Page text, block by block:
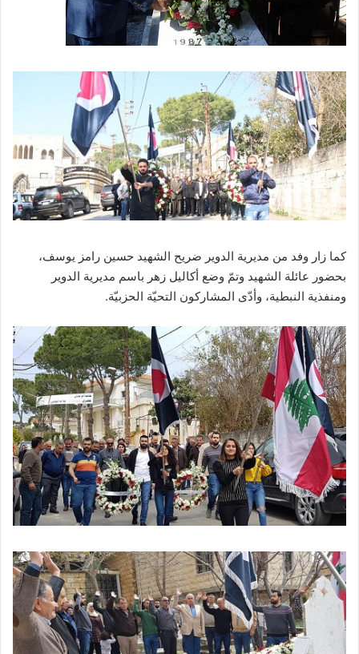
كما زار وفد من مديرية الدوير ضريح الشهيد حسين رامز يوسف،
بحضور عائلة الشهيد وتمّ وضع أكاليل زهر باسم مديرية الدوير
ومنفذية النبطية، وأدّى المشاركون التحيّة الحزبيّة.